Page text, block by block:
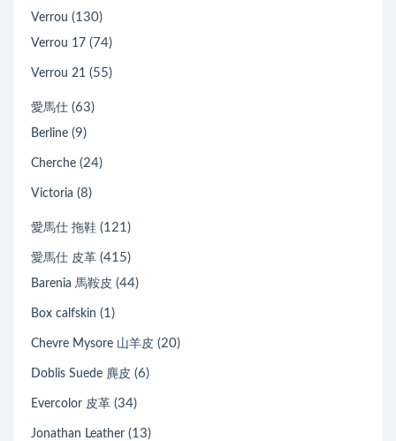
Verrou (130)
Verrou 17 (74)
Verrou 21 (55)
愛馬仕 (63)
Berline (9)
Cherche (24)
Victoria (8)
愛馬仕 拖鞋 (121)
愛馬仕 皮革 (415)
Barenia 馬鞍皮 (44)
Box calfskin (1)
Chevre Mysore 山羊皮 (20)
Doblis Suede 麂皮 (6)
Evercolor 皮革 (34)
Jonathan Leather (13)